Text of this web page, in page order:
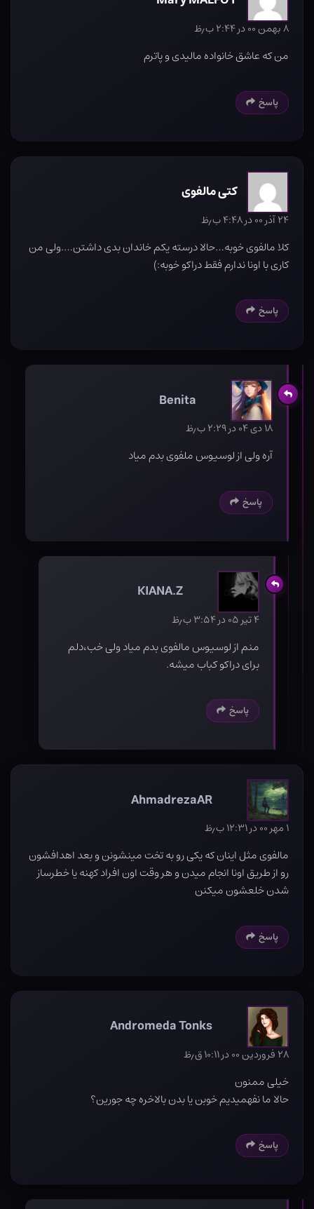
۸ بهمن ۰۰ در ۲:۴۴ ب٫ظ
من که عاشق خانواده مالیدی و پاترم
پاسخ
کتی مالفوی
۲۴ آذر ۰۰ در ۴:۴۸ ب٫ظ
کلا مالفوی خوبه…حالا درسته یکم خاندان بدی داشتن….ولی من
کاری با اونا ندارم فقط دراکو خوبه:)
پاسخ
Benita
۱۸ دی ۰۴ در ۲:۲۹ ب٫ظ
آره ولی از لوسیوس ملفوی بدم میاد
پاسخ
KIANA.Z
۴ تیر ۰۵ در ۳:۵۴ ب٫ظ
منم از لوسیوس مالفوی بدم میاد ولی خب،دلم
برای دراکو کباب میشه.
پاسخ
AhmadrezaAR
۱ مهر ۰۰ در ۱۲:۳۱ ب٫ظ
مالفوی مثل اینان که یکی رو به تخت مینشونن و بعد اهدافشون
رو از طریق اونا انجام میدن و هر وقت اون افراد کهنه یا خطرساز
شدن خلعشون میکنن
پاسخ
Andromeda Tonks
۲۸ فروردین ۰۰ در ۱۰:۱۱ ق٫ظ
خیلی ممنون
حالا ما نفهمیدیم خوبن یا بدن بالاخره چه جورین؟
پاسخ